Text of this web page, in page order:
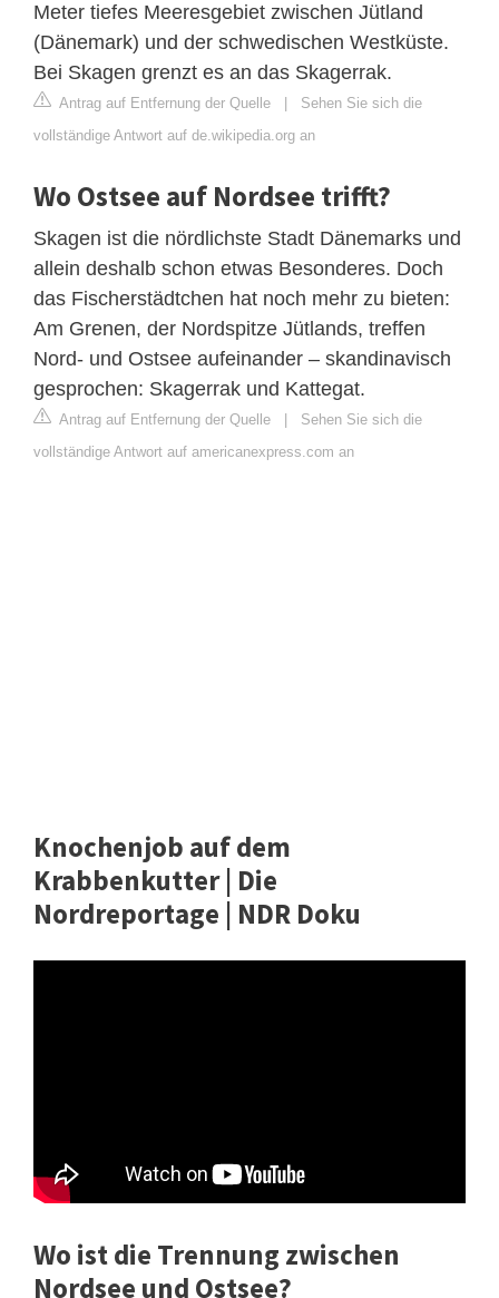
Meter tiefes Meeresgebiet zwischen Jütland
(Dänemark) und der schwedischen Westküste.
Bei Skagen grenzt es an das Skagerrak.
Antrag auf Entfernung der Quelle
Sehen Sie sich die
vollständige Antwort auf de.wikipedia.org an
Wo Ostsee auf Nordsee trifft?
Skagen ist die nördlichste Stadt Dänemarks und
allein deshalb schon etwas Besonderes. Doch
das Fischerstädtchen hat noch mehr zu bieten:
Am Grenen, der Nordspitze Jütlands, treffen
Nord- und Ostsee aufeinander – skandinavisch
gesprochen: Skagerrak und Kattegat.
Antrag auf Entfernung der Quelle
Sehen Sie sich die
vollständige Antwort auf americanexpress.com an
Knochenjob auf dem
Krabbenkutter | Die
Nordreportage | NDR Doku
Wo ist die Trennung zwischen
Nordsee und Ostsee?